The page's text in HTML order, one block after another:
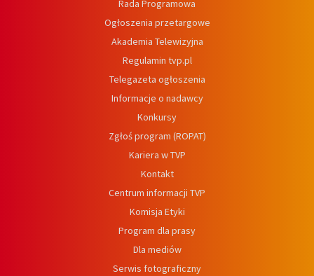
Rada Programowa
Ogłoszenia przetargowe
Akademia Telewizyjna
Regulamin tvp.pl
Telegazeta ogłoszenia
Informacje o nadawcy
Konkursy
Zgłoś program (ROPAT)
Kariera w TVP
Kontakt
Centrum informacji TVP
Komisja Etyki
Program dla prasy
Dla mediów
Serwis fotograficzny